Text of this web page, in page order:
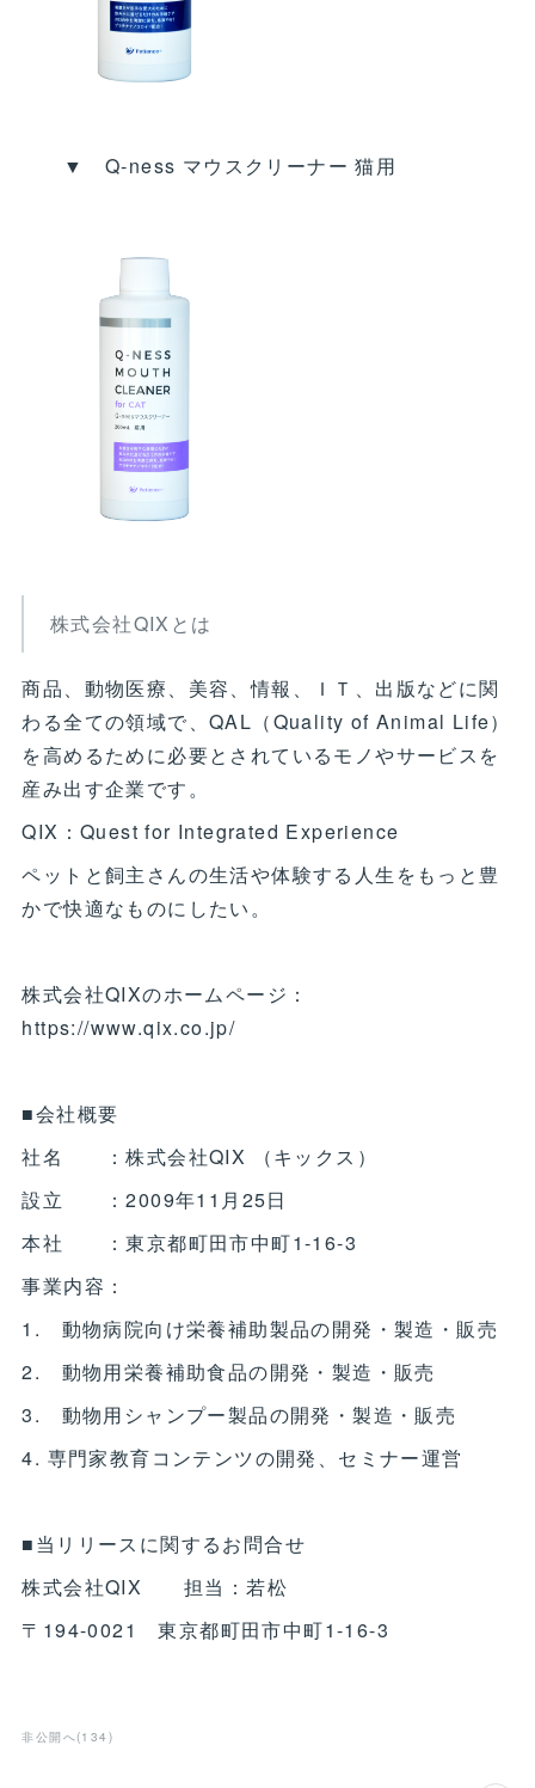
▼ Q‐ness マウスクリーナー 猫用
株式会社QIXとは
商品、動物医療、美容、情報、ＩＴ、出版などに関
わる全ての領域で、QAL（Quality of Animal Life）
を高めるために必要とされているモノやサービスを
産み出す企業です。
QIX：Quest for Integrated Experience
ペットと飼主さんの生活や体験する人生をもっと豊
かで快適なものにしたい。
株式会社QIXのホームページ：
https://www.qix.co.jp/
■会社概要
社名 ：株式会社QIX （キックス）
設立 ：2009年11月25日
本社 ：東京都町田市中町1-16-3
事業内容：
1. 動物病院向け栄養補助製品の開発・製造・販売
2. 動物用栄養補助食品の開発・製造・販売
3. 動物用シャンプー製品の開発・製造・販売
4. 専門家教育コンテンツの開発、セミナー運営
■当リリースに関するお問合せ
株式会社QIX 担当：若松
〒194-0021 東京都町田市中町1-16-3
非公開へ(134 )